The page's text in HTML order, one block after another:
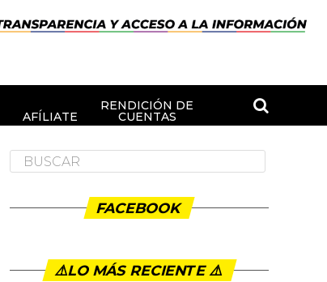
AFÍLIATE
RENDICIÓN DE
CUENTAS
FACEBOOK
⚠️LO MÁS RECIENTE ⚠️️